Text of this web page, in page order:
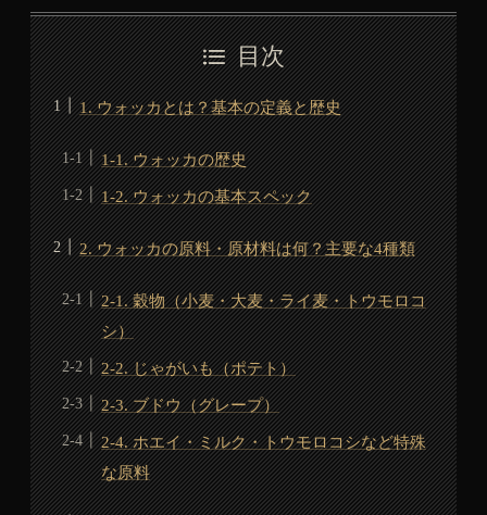
目次
1. ウォッカとは？基本の定義と歴史
1-1. ウォッカの歴史
1-2. ウォッカの基本スペック
2. ウォッカの原料・原材料は何？主要な4種類
2-1. 穀物（小麦・大麦・ライ麦・トウモロコ
シ）
2-2. じゃがいも（ポテト）
2-3. ブドウ（グレープ）
2-4. ホエイ・ミルク・トウモロコシなど特殊
な原料